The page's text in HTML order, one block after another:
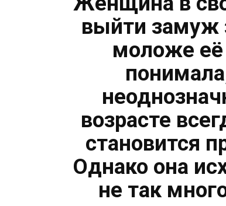
выйти замуж
моложе её
возрасте
становится
Однако она
не так